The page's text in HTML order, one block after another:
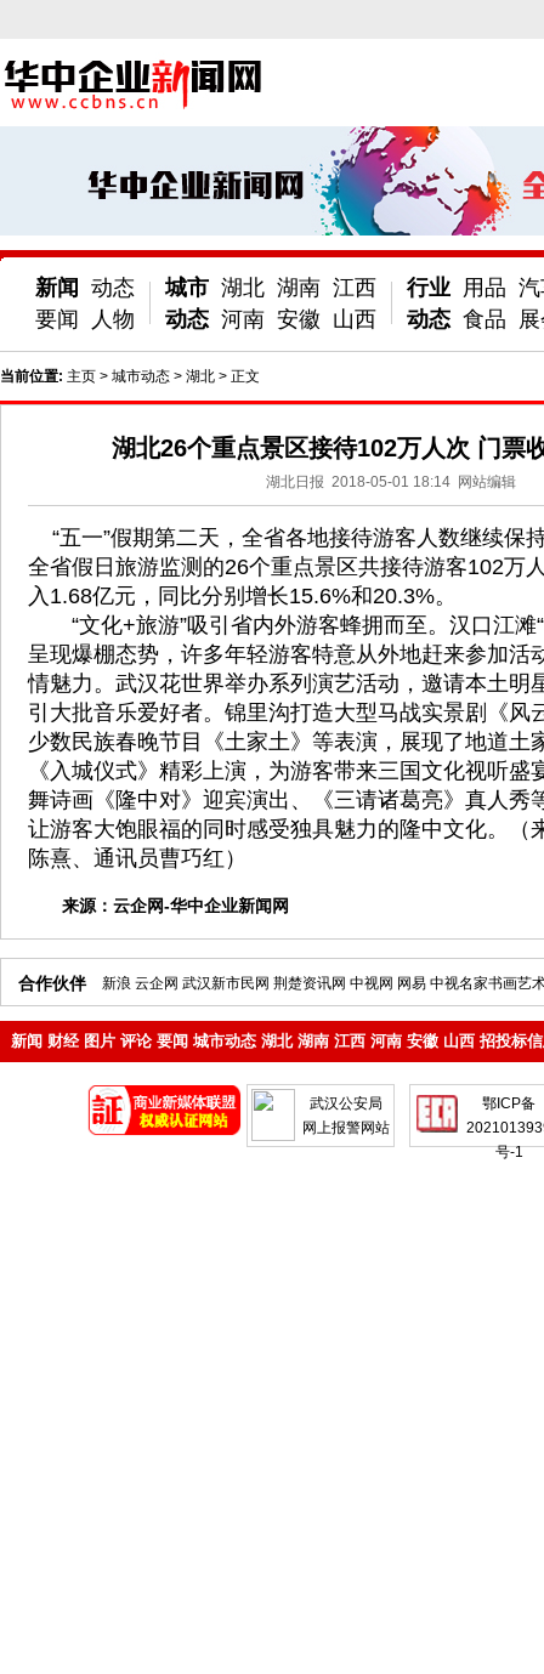
新闻
要闻
动态
人物
城市
动态
湖北 湖南 江西
河南 安徽 山西
行业
动态
用品
食品
当前位置: 主页 > 城市动态 > 湖北 > 正文
湖北26个重点景区接待102万人次 门票
湖北日报 2018-05-01 18:14 网站编辑
“五一”假期第二天，全省各地接待游客人数继续保
全省假日旅游监测的26个重点景区共接待游客102万
入1.68亿元，同比分别增长15.6%和20.3%。
“文化+旅游”吸引省内外游客蜂拥而至。汉口江滩
呈现爆棚态势，许多年轻游客特意从外地赶来参加活
情魅力。武汉花世界举办系列演艺活动，邀请本土明
引大批音乐爱好者。锦里沟打造大型马战实景剧《风
少数民族春晚节目《土家土》等表演，展现了地道土
《入城仪式》精彩上演，为游客带来三国文化视听盛
舞诗画《隆中对》迎宾演出、《三请诸葛亮》真人秀
让游客大饱眼福的同时感受独具魅力的隆中文化。（
陈熹、通讯员曹巧红）
来源： 云企网-华中企业新闻网
合作伙伴 新浪 云企网 武汉新市民网 荆楚资讯网 中视网 网易 中视名家书画艺
新闻 财经 图片 评论 要闻 城市动态 湖北 湖南 江西 河南 安徽 山西 招投标
武汉公安局
网上报警网站
鄂ICP备
号-1